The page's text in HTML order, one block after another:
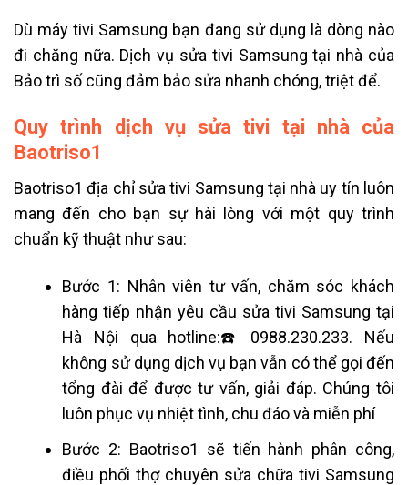
Dù máy tivi Samsung bạn đang sử dụng là dòng nào
đi chăng nữa. Dịch vụ sửa tivi Samsung tại nhà của
Bảo trì số cũng đảm bảo sửa nhanh chóng, triệt để.
Quy trình dịch vụ sửa tivi tại nhà của
Baotriso1
Baotriso1 địa chỉ sửa tivi Samsung tại nhà uy tín luôn
mang đến cho bạn sự hài lòng với một quy trình
chuẩn kỹ thuật như sau:
Bước 1: Nhân viên tư vấn, chăm sóc khách
hàng tiếp nhận yêu cầu sửa tivi Samsung tại
Hà Nội qua hotline:☎️0988.230.233. Nếu
không sử dụng dịch vụ bạn vẫn có thể gọi đến
tổng đài để được tư vấn, giải đáp. Chúng tôi
luôn phục vụ nhiệt tình, chu đáo và miễn phí
Bước 2: Baotriso1 sẽ tiến hành phân công,
điều phối thợ chuyên sửa chữa tivi Samsung